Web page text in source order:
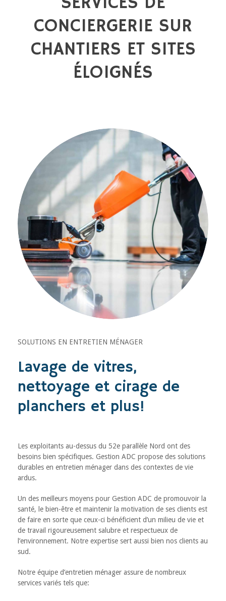
CONCIERGERIE SUR
CHANTIERS ET SITES
ÉLOIGNÉS
SOLUTIONS EN ENTRETIEN MÉNAGER
Lavage de vitres,
nettoyage et cirage de
planchers et plus!
Les exploitants au-dessus du 52e parallèle Nord ont des
besoins bien spécifiques. Gestion ADC propose des solutions
durables en entretien ménager dans des contextes de vie
ardus.
Un des meilleurs moyens pour Gestion ADC de promouvoir la
santé, le bien-être et maintenir la motivation de ses clients est
de faire en sorte que ceux-ci bénéficient d’un milieu de vie et
de travail rigoureusement salubre et respectueux de
l’environnement. Notre expertise sert aussi bien nos clients au
sud.
Notre équipe d’entretien ménager assure de nombreux
services variés tels que: